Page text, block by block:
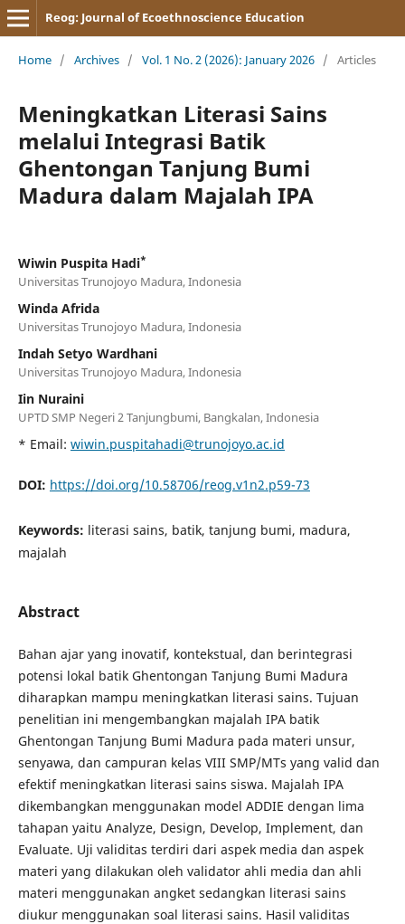
Reog: Journal of Ecoethnoscience Education
Home / Archives / Vol. 1 No. 2 (2026): January 2026 / Articles
Meningkatkan Literasi Sains
melalui Integrasi Batik
Ghentongan Tanjung Bumi
Madura dalam Majalah IPA
Wiwin Puspita Hadi*
Universitas Trunojoyo Madura, Indonesia
Winda Afrida
Universitas Trunojoyo Madura, Indonesia
Indah Setyo Wardhani
Universitas Trunojoyo Madura, Indonesia
Iin Nuraini
UPTD SMP Negeri 2 Tanjungbumi, Bangkalan, Indonesia
* Email: wiwin.puspitahadi@trunojoyo.ac.id
DOI: https://doi.org/10.58706/reog.v1n2.p59-73
Keywords: literasi sains, batik, tanjung bumi, madura,
majalah
Abstract
Bahan ajar yang inovatif, kontekstual, dan berintegrasi
potensi lokal batik Ghentongan Tanjung Bumi Madura
diharapkan mampu meningkatkan literasi sains. Tujuan
penelitian ini mengembangkan majalah IPA batik
Ghentongan Tanjung Bumi Madura pada materi unsur,
senyawa, dan campuran kelas VIII SMP/MTs yang valid dan
efektif meningkatkan literasi sains siswa. Majalah IPA
dikembangkan menggunakan model ADDIE dengan lima
tahapan yaitu Analyze, Design, Develop, Implement, dan
Evaluate. Uji validitas terdiri dari aspek media dan aspek
materi yang dilakukan oleh validator ahli media dan ahli
materi menggunakan angket sedangkan literasi sains
diukur menggunakan soal literasi sains. Hasil validitas